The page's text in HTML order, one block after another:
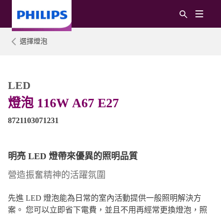
選擇燈泡
燈泡 116W A67 E27
LED
8721103071231
明亮 LED 燈帶來優異的照明品質
營造振奮精神的活躍氛圍
先進 LED 燈泡能為日常的室內活動提供一般照明解決方
案。 您可以立即省下電費，並且不用再經常更換燈泡，照